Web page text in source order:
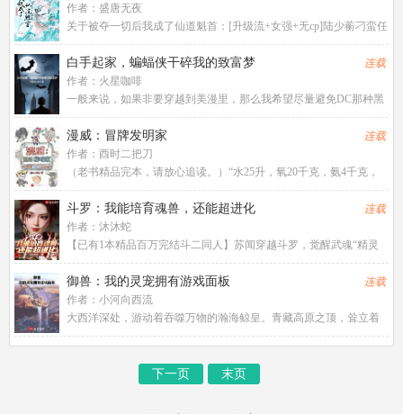
水，她要怎么生存？糟糕的是，
作者： 盛唐无夜
关于被夺一切后我成了仙道魁首：[升级流+女强+无cp]陆少蘅刁蛮任
性，奢侈享乐，但她有骄纵的资本。优越出身、顶尖才情、亲友宠
爱和婚约郎君，一切都轻而易举。直到她的生活中闯进了个少女，
强势地侵占一切。陆
白手起家，蝙蝠侠干碎我的致富梦
作者： 火星咖啡
一般来说，如果非要穿越到美漫里，那么我希望尽量避免DC那种黑
暗色调的世界如果一定要穿越到DC，那么起码不...
连载
漫威：冒牌发明家
作者： 酉时二把刀
（老书精品完本，请放心追读。）“水25升，氧20千克，氨4千克，
石灰1.5千克，磷800克.....嗯，再加上1颗大...
连载
斗罗：我能培育魂兽，还能超进化
作者： 沐沐蛇
【已有1本精品百万完结斗二同人】苏闻穿越斗罗，觉醒武魂“精灵
球”，每一魂环都能捕捉魂兽，
连载
御兽：我的灵宠拥有游戏面板
作者： 小河向西流
大西洋深处，游动着吞噬万物的瀚海鲸皇。青藏高原之顶，耸立着
接通天地的不朽建木。阿尔卑斯山脉中，走动...
连载
下一页 末页